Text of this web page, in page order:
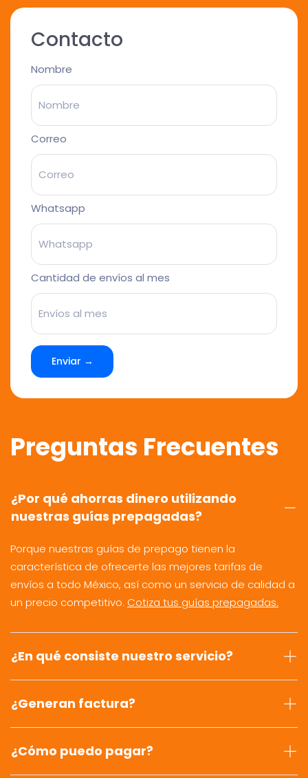
Contacto
Nombre
Correo
Whatsapp
Cantidad de envíos al mes
Enviar →
Preguntas Frecuentes
¿Por qué ahorras dinero utilizando
nuestras guías prepagadas?
Porque nuestras guías de prepago tienen la
característica de ofrecerte las mejores tarifas de
envíos a todo México, así como un servicio de calidad a
un precio competitivo. Cotiza tus guías prepagadas.
¿En qué consiste nuestro servicio?
¿Generan factura?
¿Cómo puedo pagar?